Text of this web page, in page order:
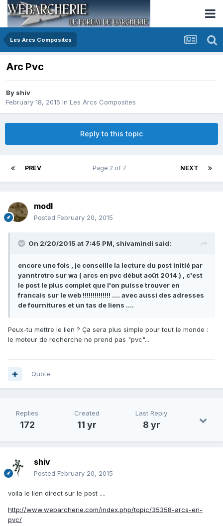
Les Arcs Composites
Arc Pvc
By shiv
February 18, 2015 in Les Arcs Composites
Reply to this topic
PREV NEXT
Page 2 of 7
modl
Posted February 20, 2015
On 2/20/2015 at 7:45 PM, shivamindi said:
encore une fois , je conseille la lecture du post initié par
yanntrotro sur wa ( arcs en pvc début août 2014 ) , c'est
le post le plus complet que l'on puisse trouver en
francais sur le web !!!!!!!!!!!!!! .... avec aussi des adresses
de fournitures et un tas de liens ....
Peux-tu mettre le lien ? Ça sera plus simple pour tout le monde :
le moteur de recherche ne prend pas "pvc"...
Quote
Replies
172
Created
11 yr
Last Reply
8 yr
shiv
Posted February 20, 2015
voila le lien direct sur le post ....
http://www.webarcherie.com/index.php/topic/35358-arcs-en-
pvc/